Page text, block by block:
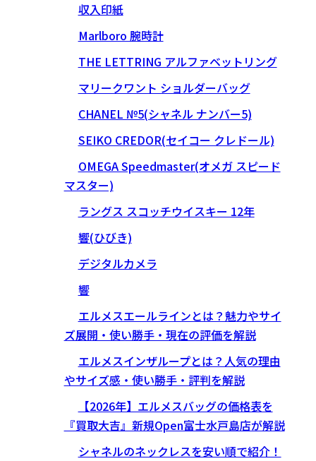
収入印紙
Marlboro 腕時計
THE LETTRING アルファベットリング
マリークワント ショルダーバッグ
CHANEL №5(シャネル ナンバー5)
SEIKO CREDOR(セイコー クレドール)
OMEGA Speedmaster(オメガ スピード
マスター)
ラングス スコッチウイスキー 12年
響(ひびき)
デジタルカメラ
響
エルメスエールラインとは？魅力やサイ
ズ展開・使い勝手・現在の評価を解説
エルメスインザループとは？人気の理由
やサイズ感・使い勝手・評判を解説
【2026年】エルメスバッグの価格表を
『買取大吉』新規Open富士水戸島店が解説
シャネルのネックレスを安い順で紹介！